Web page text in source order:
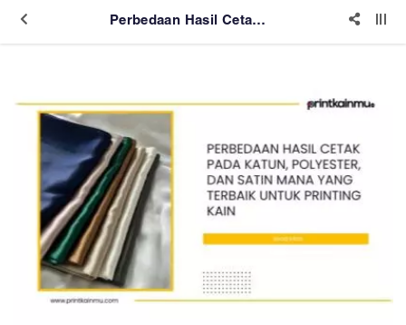
Perbedaan Hasil Cetak pada Katun, Polyester, dan Satin Mana yang Terbaik untuk Printing Kain